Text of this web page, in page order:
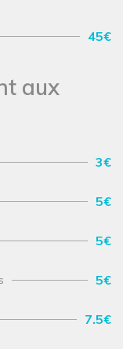
45€
aux
3€
5€
5€
5€
7.5€